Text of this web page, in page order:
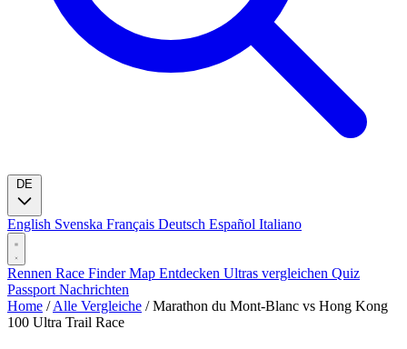
English Svenska Français Deutsch Español Italiano
Rennen Race FinderMap Entdecken Ultras vergleichen Quiz
Passport Nachrichten
Home / Alle Vergleiche / Marathon du Mont-Blanc vs Hong Kong
100 Ultra Trail Race